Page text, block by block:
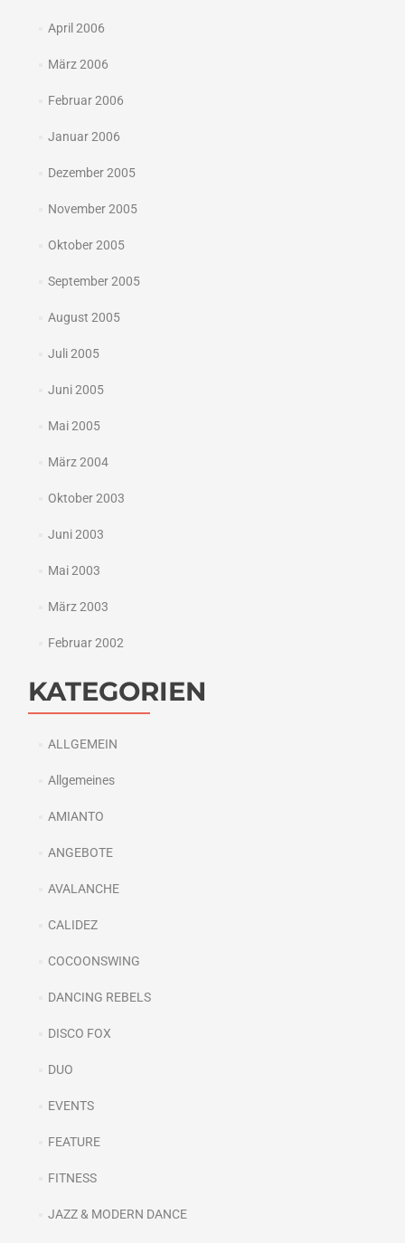
April 2006
März 2006
Februar 2006
Januar 2006
Dezember 2005
November 2005
Oktober 2005
September 2005
August 2005
Juli 2005
Juni 2005
Mai 2005
März 2004
Oktober 2003
Juni 2003
Mai 2003
März 2003
Februar 2002
KATEGORIEN
ALLGEMEIN
Allgemeines
AMIANTO
ANGEBOTE
AVALANCHE
CALIDEZ
COCOONSWING
DANCING REBELS
DISCO FOX
DUO
EVENTS
FEATURE
FITNESS
JAZZ & MODERN DANCE